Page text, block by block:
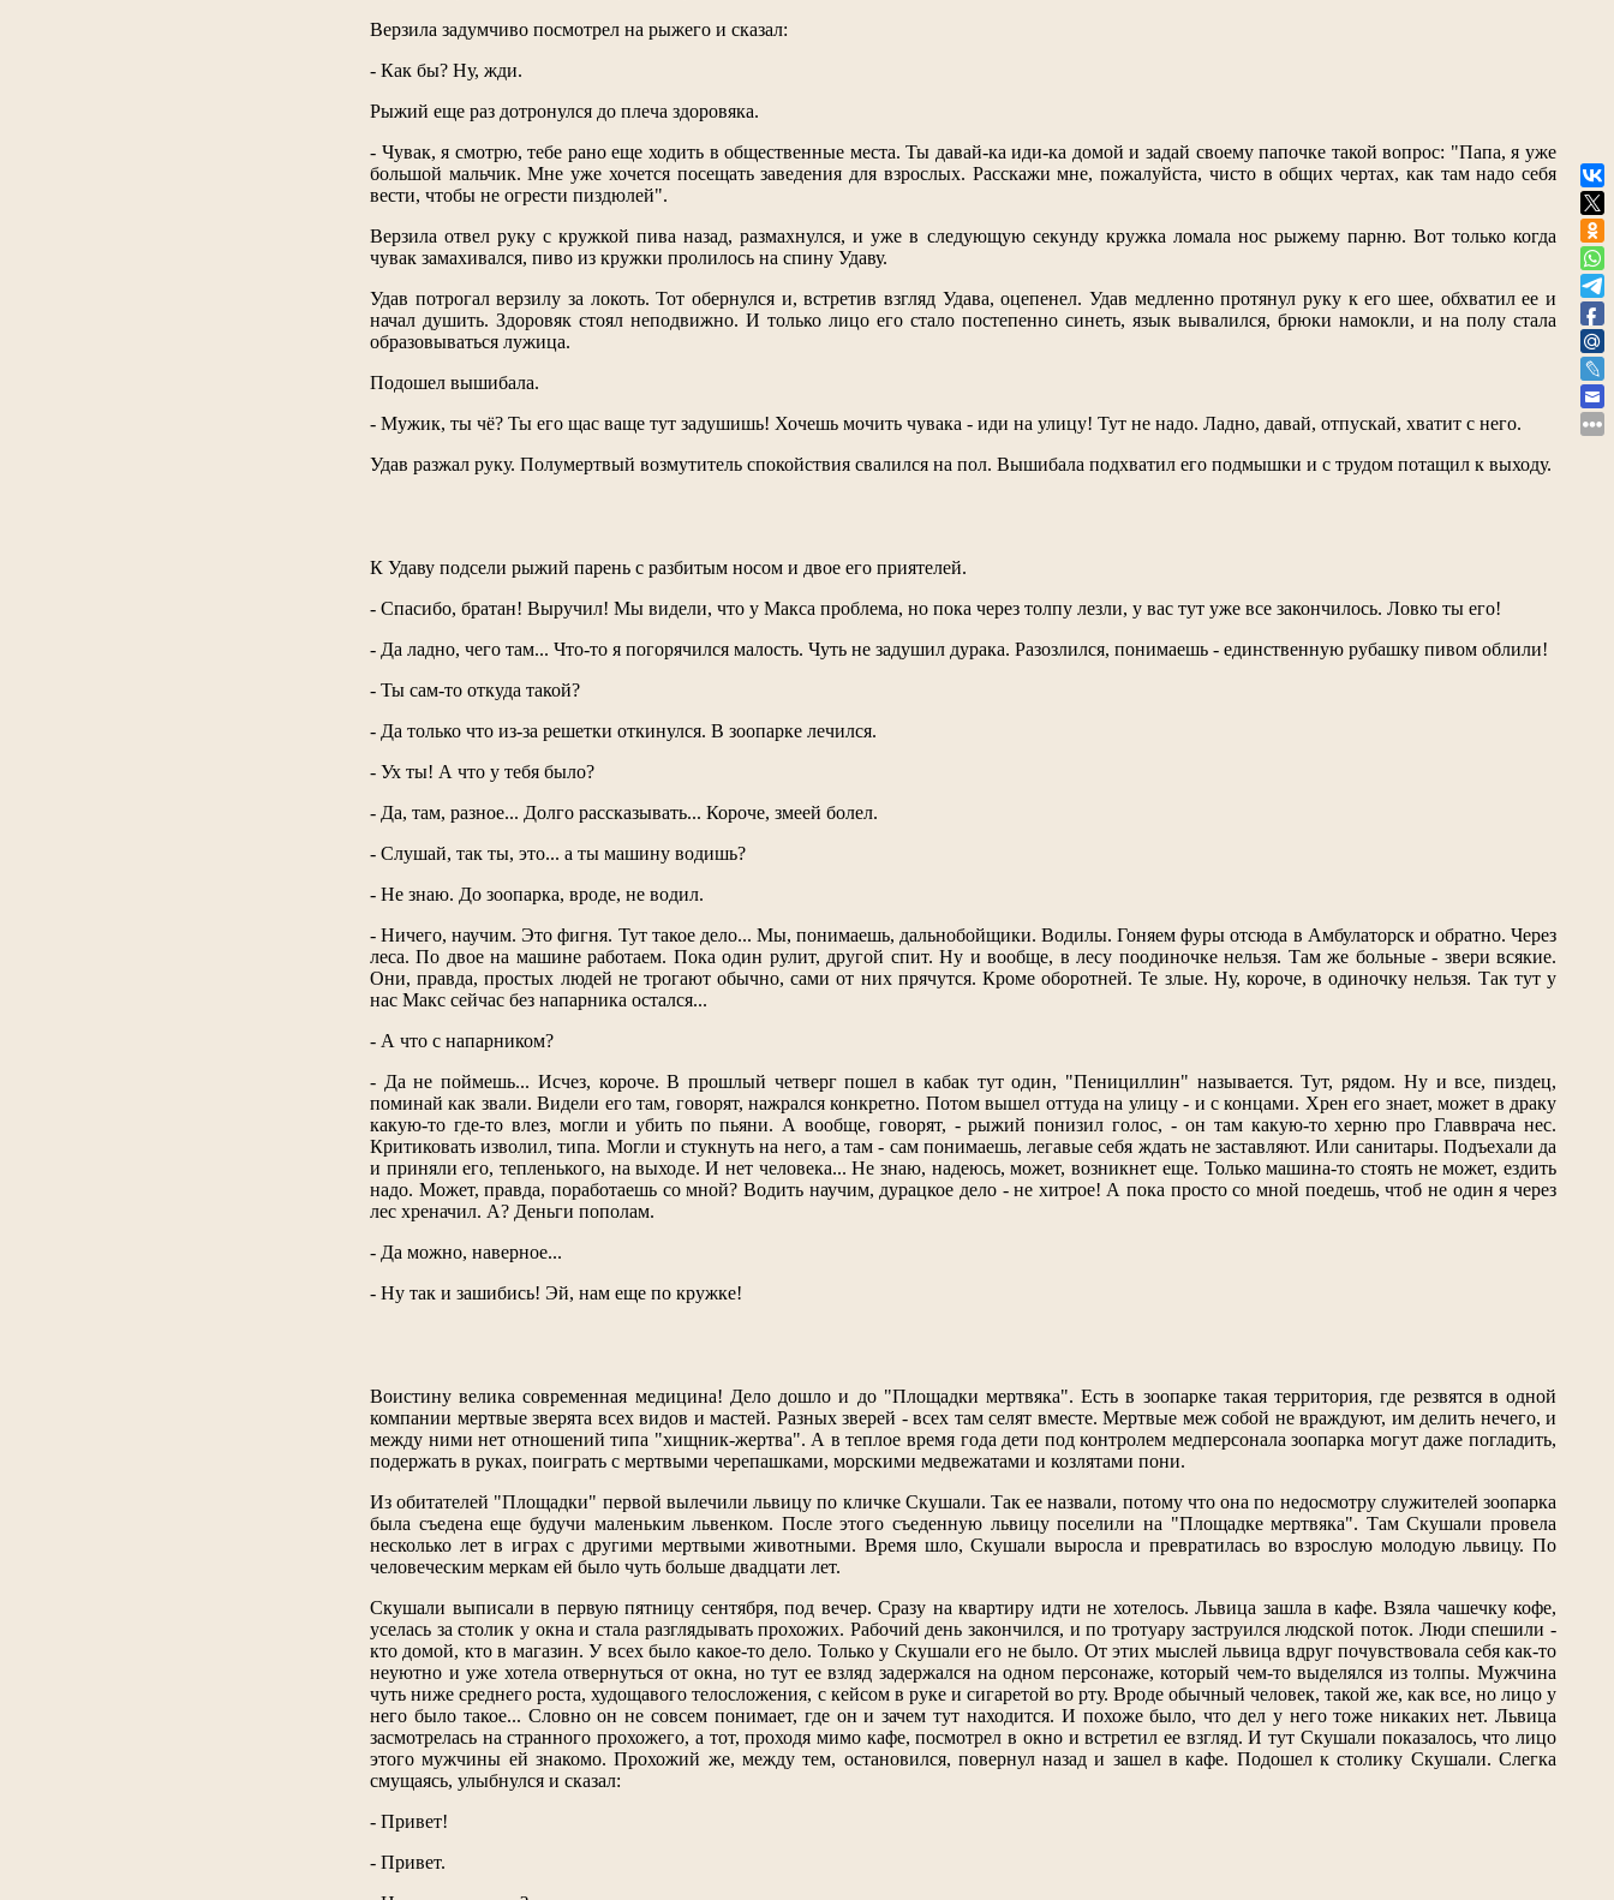
Верзила задумчиво посмотрел на рыжего и сказал:
- Как бы? Ну, жди.
Рыжий еще раз дотронулся до плеча здоровяка.
- Чувак, я смотрю, тебе рано еще ходить в общественные места. Ты давай-ка иди-ка домой и задай своему папочке такой вопрос: "Папа, я уже
большой мальчик. Мне уже хочется посещать заведения для взрослых. Расскажи мне, пожалуйста, чисто в общих чертах, как там надо себя
вести, чтобы не огрести пиздюлей".
Верзила отвел руку с кружкой пива назад, размахнулся, и уже в следующую секунду кружка ломала нос рыжему парню. Вот только когда
чувак замахивался, пиво из кружки пролилось на спину Удаву.
Удав потрогал верзилу за локоть. Тот обернулся и, встретив взгляд Удава, оцепенел. Удав медленно протянул руку к его шее, обхватил ее и
начал душить. Здоровяк стоял неподвижно. И только лицо его стало постепенно синеть, язык вывалился, брюки намокли, и на полу стала
образовываться лужица.
Подошел вышибала.
- Мужик, ты чё? Ты его щас ваще тут задушишь! Хочешь мочить чувака - иди на улицу! Тут не надо. Ладно, давай, отпускай, хватит с него.
Удав разжал руку. Полумертвый возмутитель спокойствия свалился на пол. Вышибала подхватил его подмышки и с трудом потащил к выходу.
К Удаву подсели рыжий парень с разбитым носом и двое его приятелей.
- Спасибо, братан! Выручил! Мы видели, что у Макса проблема, но пока через толпу лезли, у вас тут уже все закончилось. Ловко ты его!
- Да ладно, чего там... Что-то я погорячился малость. Чуть не задушил дурака. Разозлился, понимаешь - единственную рубашку пивом облили!
- Ты сам-то откуда такой?
- Да только что из-за решетки откинулся. В зоопарке лечился.
- Ух ты! А что у тебя было?
- Да, там, разное... Долго рассказывать... Короче, змеей болел.
- Слушай, так ты, это... а ты машину водишь?
- Не знаю. До зоопарка, вроде, не водил.
- Ничего, научим. Это фигня. Тут такое дело... Мы, понимаешь, дальнобойщики. Водилы. Гоняем фуры отсюда в Амбулаторск и обратно. Через
леса. По двое на машине работаем. Пока один рулит, другой спит. Ну и вообще, в лесу поодиночке нельзя. Там же больные - звери всякие.
Они, правда, простых людей не трогают обычно, сами от них прячутся. Кроме оборотней. Те злые. Ну, короче, в одиночку нельзя. Так тут у
нас Макс сейчас без напарника остался...
- А что с напарником?
- Да не поймешь... Исчез, короче. В прошлый четверг пошел в кабак тут один, "Пенициллин" называется. Тут, рядом. Ну и все, пиздец,
поминай как звали. Видели его там, говорят, нажрался конкретно. Потом вышел оттуда на улицу - и с концами. Хрен его знает, может в драку
какую-то где-то влез, могли и убить по пьяни. А вообще, говорят, - рыжий понизил голос, - он там какую-то херню про Главврача нес.
Критиковать изволил, типа. Могли и стукнуть на него, а там - сам понимаешь, легавые себя ждать не заставляют. Или санитары. Подъехали да
и приняли его, тепленького, на выходе. И нет человека... Не знаю, надеюсь, может, возникнет еще. Только машина-то стоять не может, ездить
надо. Может, правда, поработаешь со мной? Водить научим, дурацкое дело - не хитрое! А пока просто со мной поедешь, чтоб не один я через
лес хреначил. А? Деньги пополам.
- Да можно, наверное...
- Ну так и зашибись! Эй, нам еще по кружке!
Воистину велика современная медицина! Дело дошло и до "Площадки мертвяка". Есть в зоопарке такая территория, где резвятся в одной
компании мертвые зверята всех видов и мастей. Разных зверей - всех там селят вместе. Мертвые меж собой не враждуют, им делить нечего, и
между ними нет отношений типа "хищник-жертва". А в теплое время года дети под контролем медперсонала зоопарка могут даже погладить,
подержать в руках, поиграть с мертвыми черепашками, морскими медвежатами и козлятами пони.
Из обитателей "Площадки" первой вылечили львицу по кличке Скушали. Так ее назвали, потому что она по недосмотру служителей зоопарка
была съедена еще будучи маленьким львенком. После этого съеденную львицу поселили на "Площадке мертвяка". Там Скушали провела
несколько лет в играх с другими мертвыми животными. Время шло, Скушали выросла и превратилась во взрослую молодую львицу. По
человеческим меркам ей было чуть больше двадцати лет.
Скушали выписали в первую пятницу сентября, под вечер. Сразу на квартиру идти не хотелось. Львица зашла в кафе. Взяла чашечку кофе,
уселась за столик у окна и стала разглядывать прохожих. Рабочий день закончился, и по тротуару заструился людской поток. Люди спешили -
кто домой, кто в магазин. У всех было какое-то дело. Только у Скушали его не было. От этих мыслей львица вдруг почувствовала себя как-то
неуютно и уже хотела отвернуться от окна, но тут ее взляд задержался на одном персонаже, который чем-то выделялся из толпы. Мужчина
чуть ниже среднего роста, худощавого телосложения, с кейсом в руке и сигаретой во рту. Вроде обычный человек, такой же, как все, но лицо у
него было такое... Словно он не совсем понимает, где он и зачем тут находится. И похоже было, что дел у него тоже никаких нет. Львица
засмотрелась на странного прохожего, а тот, проходя мимо кафе, посмотрел в окно и встретил ее взгляд. И тут Скушали показалось, что лицо
этого мужчины ей знакомо. Прохожий же, между тем, остановился, повернул назад и зашел в кафе. Подошел к столику Скушали. Слегка
смущаясь, улыбнулся и сказал:
- Привет!
- Привет.